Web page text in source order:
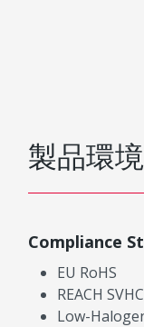
製品環
Compliance
EU RoHS
REACH SVHC
Low-